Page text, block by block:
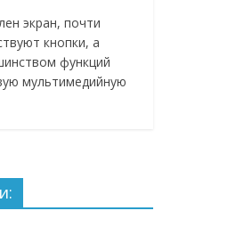
экран, почти
кнопки, а
функций
мультимедийную